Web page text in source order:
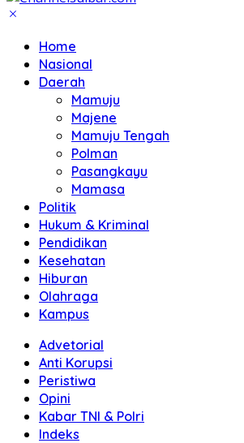
Home
Nasional
Daerah
Mamuju
Majene
Mamuju Tengah
Polman
Pasangkayu
Mamasa
Politik
Hukum & Kriminal
Pendidikan
Kesehatan
Hiburan
Olahraga
Kampus
Advetorial
Anti Korupsi
Peristiwa
Opini
Kabar TNI & Polri
Indeks